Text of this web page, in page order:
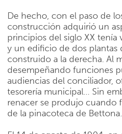
De hecho, con el paso de
construcción adquirió un
principios del siglo XX tenía
y un edificio de dos plantas
construido a la derecha. Al
desempeñando funciones
audiencias del conciliador,
tesorería municipal… Sin
renacer se produjo cuando
de la pinacoteca de Bettona.